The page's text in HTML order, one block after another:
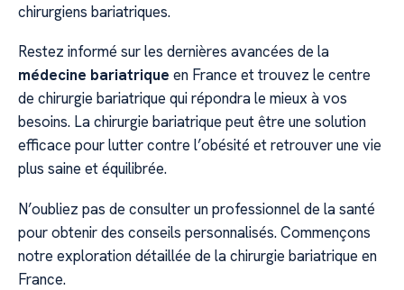
chirurgiens bariatriques.
Restez informé sur les dernières avancées de la
médecine bariatrique en France et trouvez le centre
de chirurgie bariatrique qui répondra le mieux à vos
besoins. La chirurgie bariatrique peut être une solution
efficace pour lutter contre l’obésité et retrouver une vie
plus saine et équilibrée.
N’oubliez pas de consulter un professionnel de la santé
pour obtenir des conseils personnalisés. Commençons
notre exploration détaillée de la chirurgie bariatrique en
France.